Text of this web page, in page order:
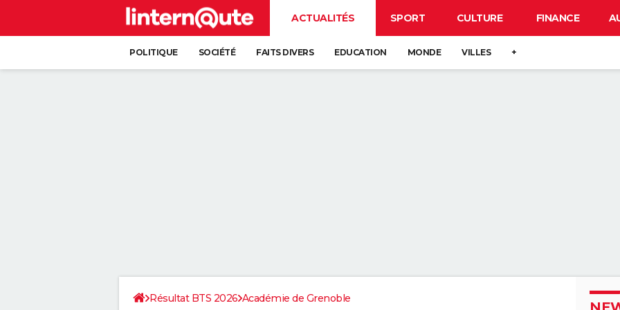
ACTUALITÉS SPORT CULTURE FINANCE
POLITIQUE SOCIÉTÉ FAITS DIVERS EDUCATION MONDE VILLES +
Résultat BTS 2026 Académie de Grenoble